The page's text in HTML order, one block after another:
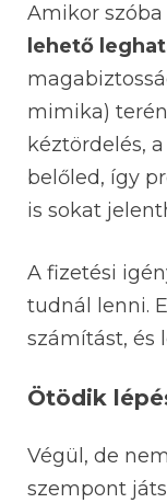
Amikor
lehető
mimika)
kéztördelés,
belőled, így
is sokat
A fizetési
tudnál lenni.
számítást, és
Ötödik
Végül, de
szempont